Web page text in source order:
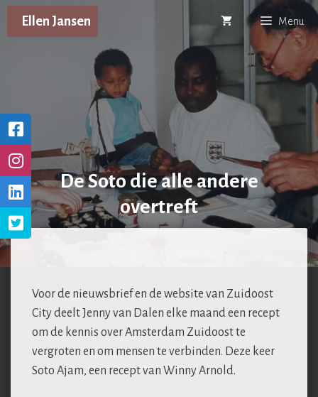
Ga
Ellen Jansen Menu
De Soto die alle andere
overtreft
Voor de nieuwsbrief en de website van Zuidoost
City deelt Jenny van Dalen elke maand een recept
om de kennis over Amsterdam Zuidoost te
vergroten en om mensen te verbinden. Deze keer
Soto Ajam, een recept van Winny Arnold.